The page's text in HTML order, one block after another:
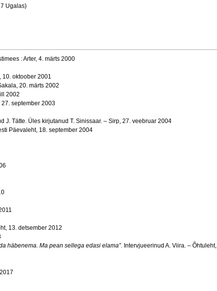
Ugalas)
: Arter, 4. märts 2000
10. oktoober 2001
20. märts 2002
2002
27. september 2003
J. Tätte. Üles kirjutanud T. Sinissaar. – Sirp, 27. veebruar 2004
Päevaleht, 18. september 2004
13. detsember 2012
häbenema. Ma pean sellega edasi elama”. Intervjueerinud A. Viira. – Õhtuleht,